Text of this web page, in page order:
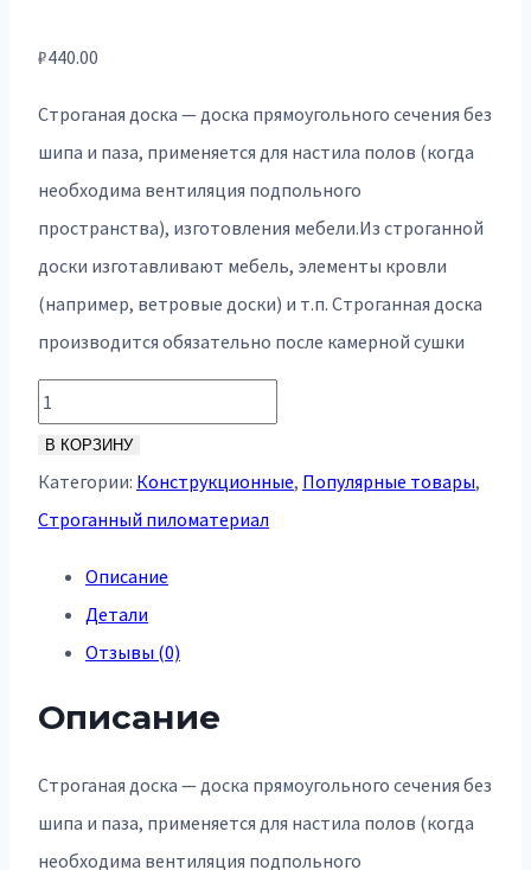
₽440.00
Строганая доска — доска прямоугольного сечения без
шипа и паза, применяется для настила полов (когда
необходима вентиляция подпольного
пространства), изготовления мебели.Из строганной
доски изготавливают мебель, элементы кровли
(например, ветровые доски) и т.п. Строганная доска
производится обязательно после камерной сушки
Количество
товара
Сухой
строганый
45х45х6000
В КОРЗИНУ
Категории: Конструкционные, Популярные товары,
Строганный пиломатериал
Описание
Детали
Отзывы (0)
Описание
Строганая доска — доска прямоугольного сечения без
шипа и паза, применяется для настила полов (когда
необходима вентиляция подпольного